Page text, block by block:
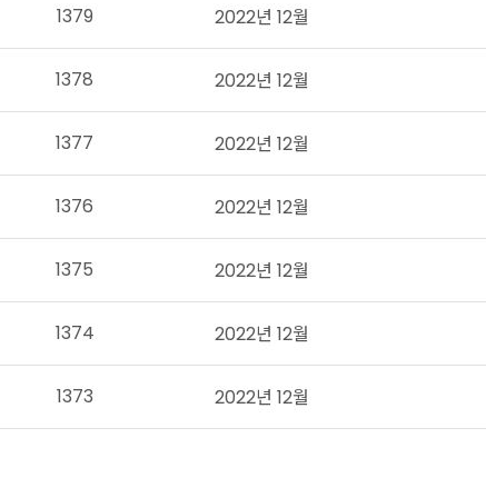
1379 2022년 12월
1378 2022년 12월
1377 2022년 12월
1376 2022년 12월
1375 2022년 12월
1374 2022년 12월
1373 2022년 12월